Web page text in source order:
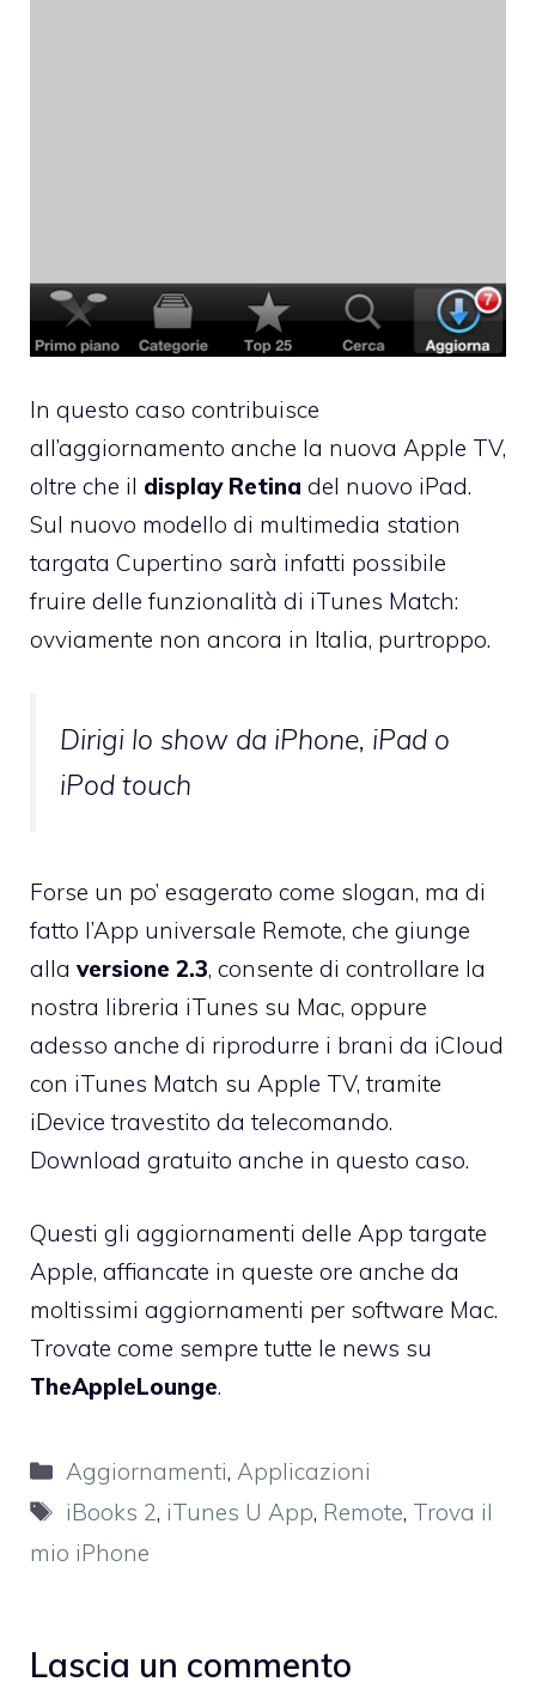
In questo caso contribuisce
all’aggiornamento anche la nuova Apple TV,
oltre che il display Retina del nuovo iPad.
Sul nuovo modello di multimedia station
targata Cupertino sarà infatti possibile
fruire delle funzionalità di iTunes Match:
ovviamente non ancora in Italia, purtroppo.
Dirigi lo show da iPhone, iPad o
iPod touch
Forse un po’ esagerato come slogan, ma di
fatto l’App universale Remote, che giunge
alla versione 2.3, consente di controllare la
nostra libreria iTunes su Mac, oppure
adesso anche di riprodurre i brani da iCloud
con iTunes Match su Apple TV, tramite
iDevice travestito da telecomando.
Download gratuito anche in questo caso.
Questi gli aggiornamenti delle App targate
Apple, affiancate in queste ore anche da
moltissimi aggiornamenti per software Mac.
Trovate come sempre tutte le news su
TheAppleLounge.
Categorie
Aggiornamenti, Applicazioni
Tag
iBooks 2, iTunes U App, Remote, Trova il
mio iPhone
Lascia un commento